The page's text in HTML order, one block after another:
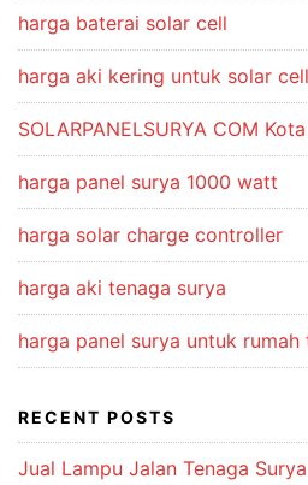
harga baterai solar cell
harga aki kering untuk solar cell
SOLARPANELSURYA COM
harga panel surya 1000 watt
harga solar charge controller
harga aki tenaga surya
harga panel surya untuk rumah
RECENT POSTS
Jual Lampu Jalan Tenaga